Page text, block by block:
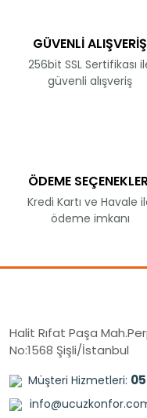
GÜVENLİ ALIŞVERİŞ
256bit SSL Sertifikası
güvenli alışveriş
ÖDEME
Kredi Kartı ve Havale
ödeme imkanı
Halit Rıfat Paşa
No:1568 Şişli/İstanbul
Müşteri Hizmetleri: